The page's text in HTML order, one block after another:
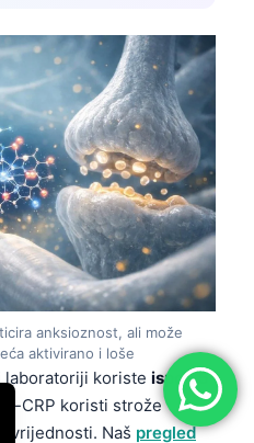
anksioznost, ali može
aktivirano i loše
laboratoriji koriste ispod 5
CRP koristi strože
vrijednosti. Naš pregled